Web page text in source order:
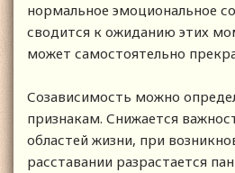
нормальное эмоциональное
сводится к ожиданию этих
может самостоятельно
Созависимость можно
признакам. Снижается
областей жизни, при
расставании разрастается